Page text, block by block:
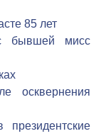
85 лет
бывшей мисс
осквернения